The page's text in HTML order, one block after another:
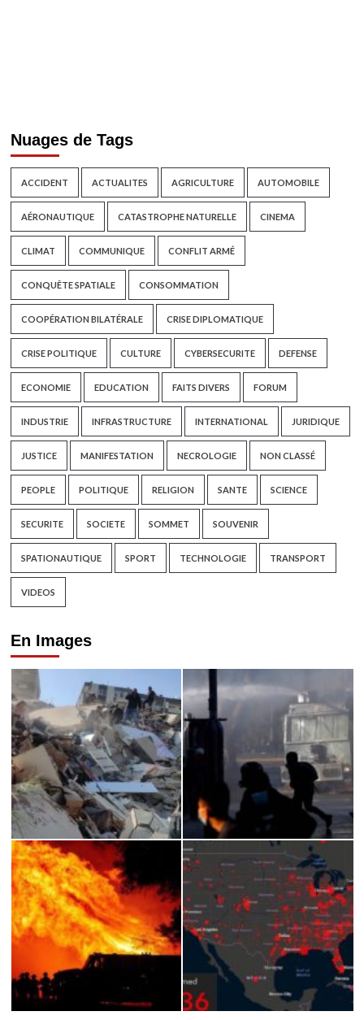
Nuages de Tags
ACCIDENT ACTUALITES AGRICULTURE AUTOMOBILE
AÉRONAUTIQUE CATASTROPHE NATURELLE CINEMA
CLIMAT COMMUNIQUE CONFLIT ARMÉ
CONQUÊTE SPATIALE CONSOMMATION
COOPÉRATION BILATÉRALE CRISE DIPLOMATIQUE
CRISE POLITIQUE CULTURE CYBERSECURITE DEFENSE
ECONOMIE EDUCATION FAITS DIVERS FORUM
INDUSTRIE INFRASTRUCTURE INTERNATIONAL JURIDIQUE
JUSTICE MANIFESTATION NECROLOGIE NON CLASSÉ
PEOPLE POLITIQUE RELIGION SANTE SCIENCE
SECURITE SOCIETE SOMMET SOUVENIR
SPATIONAUTIQUE SPORT TECHNOLOGIE TRANSPORT
VIDEOS
En Images